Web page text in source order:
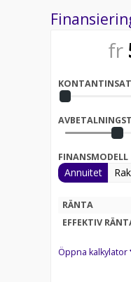
fr
FINANSMODELL
Annuitet
RÄNTA
EFFEKTIV
Öppna kalkylator